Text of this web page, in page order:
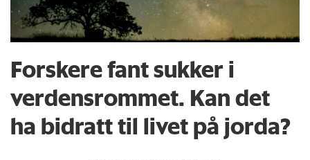
Forskere fant sukker i
verdensrommet. Kan det
ha bidratt til livet på jorda?